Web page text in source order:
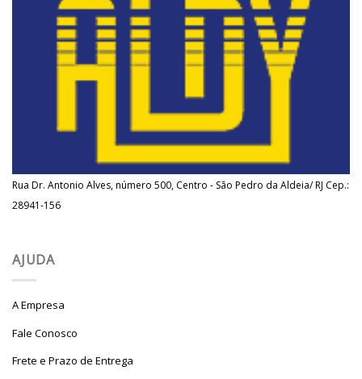
Rua Dr. Antonio Alves, número 500, Centro - São Pedro da Aldeia/ RJ Cep.:
28941-156
AJUDA
A Empresa
Fale Conosco
Frete e Prazo de Entrega